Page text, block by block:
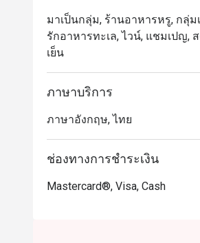
มาเป็นกลุ่ม, ร้านอาหารหรู, กลุ่
รักอาหารทะเล, ไวน์, แชมเปญ,
เย็น
ภาษาบริการ
ภาษาอังกฤษ, ไทย
ช่องทางการชำระเงิน
Mastercard®, Visa, Cash